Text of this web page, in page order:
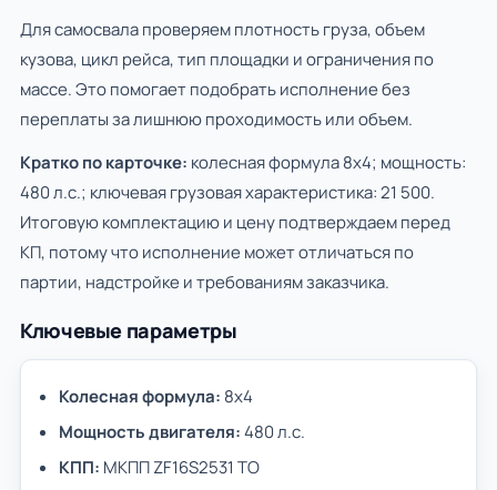
Для самосвала проверяем плотность груза, объем
кузова, цикл рейса, тип площадки и ограничения по
массе. Это помогает подобрать исполнение без
переплаты за лишнюю проходимость или объем.
Кратко по карточке: колесная формула 8х4; мощность:
480 л.с.; ключевая грузовая характеристика: 21 500.
Итоговую комплектацию и цену подтверждаем перед
КП, потому что исполнение может отличаться по
партии, надстройке и требованиям заказчика.
Ключевые параметры
Колесная формула: 8х4
Мощность двигателя:480 л.с.
КПП: МКПП ZF16S2531 TO